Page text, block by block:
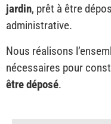
jardin, prêt à être
administrative.
Nous réalisons
nécessaires pour
être déposé.